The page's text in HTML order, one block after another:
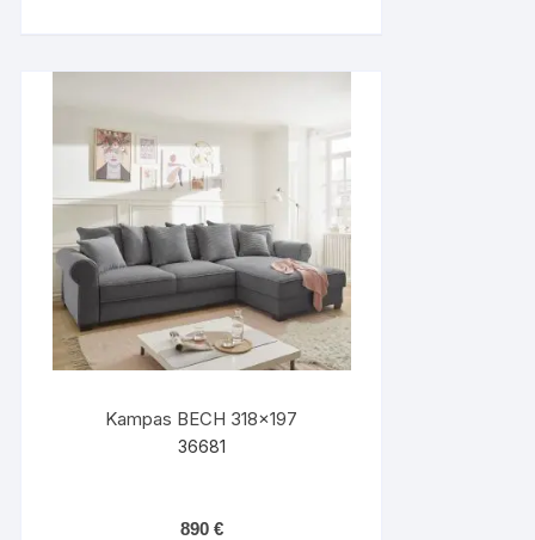
Kampas BECH 318×197
36681
890 €